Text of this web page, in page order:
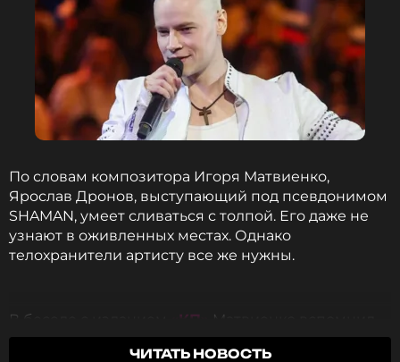
По словам композитора Игоря Матвиенко,
Ярослав Дронов, выступающий под псевдонимом
SHAMAN, умеет сливаться с толпой. Его даже не
узнают в оживленных местах. Однако
телохранители артисту все же нужны.
В беседе с изданием «КП»
Матвиенко вспомнил
историю, как SHAMAN после концерта натянул
ЧИТАТЬ НОВОСТЬ